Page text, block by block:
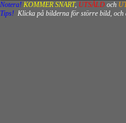
Notera! KOMMER SNART, UTSÅLD och
Tips! Klicka på bilderna för större bild, och